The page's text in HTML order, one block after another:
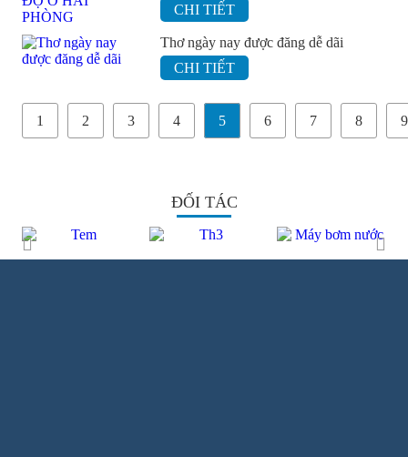
CHI TIẾT
Thơ ngày nay được đăng dễ dãi
CHI TIẾT
1 2 3 4 5 6 7 8 9
ĐỐI TÁC